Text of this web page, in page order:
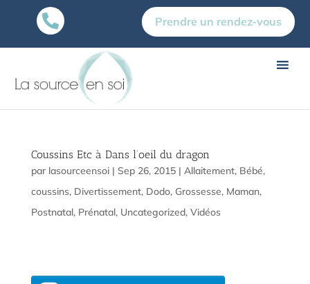
 Prendre un rendez-vous
Coussins Etc à Dans l’oeil du dragon
par lasourceensoi| Sep 26, 2015| Allaitement, Bébé,
coussins, Divertissement, Dodo, Grossesse, Maman,
Postnatal, Prénatal, Uncategorized, Vidéos